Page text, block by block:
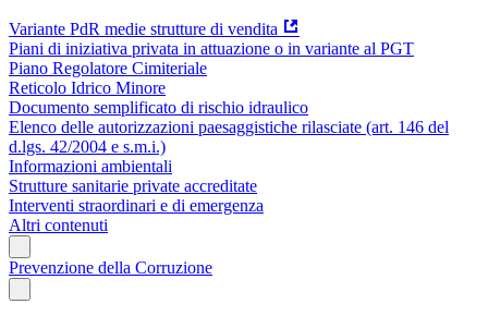
Variante PdR medie strutture di vendita
Piani di iniziativa privata in attuazione o in variante al PGT
Piano Regolatore Cimiteriale
Reticolo Idrico Minore
Documento semplificato di rischio idraulico
Elenco delle autorizzazioni paesaggistiche rilasciate (art. 146 del
d.lgs. 42/2004 e s.m.i.)
Informazioni ambientali
Strutture sanitarie private accreditate
Interventi straordinari e di emergenza
Altri contenuti
Prevenzione della Corruzione